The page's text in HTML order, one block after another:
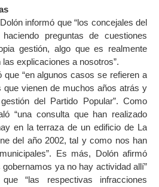
informó que “los concejales del
preguntas de cuestiones
gestión, algo que es realmente
explicaciones a nosotros”.
que “en algunos casos se refieren a
que vienen de muchos años atrás y
del Partido Popular”. Como
“una consulta que han realizado
en la terraza de un edificio de La
del año 2002, tal y como nos han
Es más, Dolón afirmó
ya no hay actividad allí”
“las respectivas infracciones